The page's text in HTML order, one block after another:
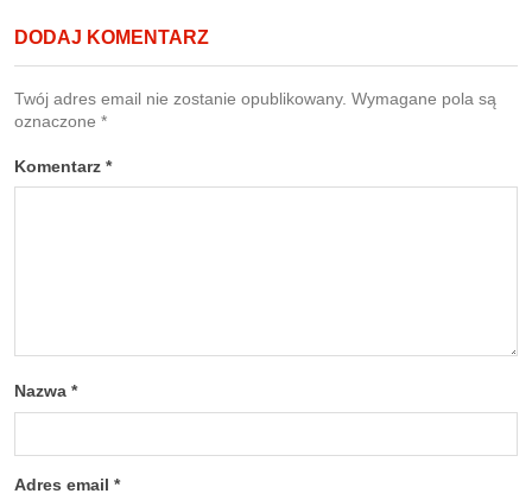
DODAJ KOMENTARZ
Twój adres email nie zostanie opublikowany. Wymagane pola są
oznaczone *
Komentarz *
Nazwa *
Adres email *